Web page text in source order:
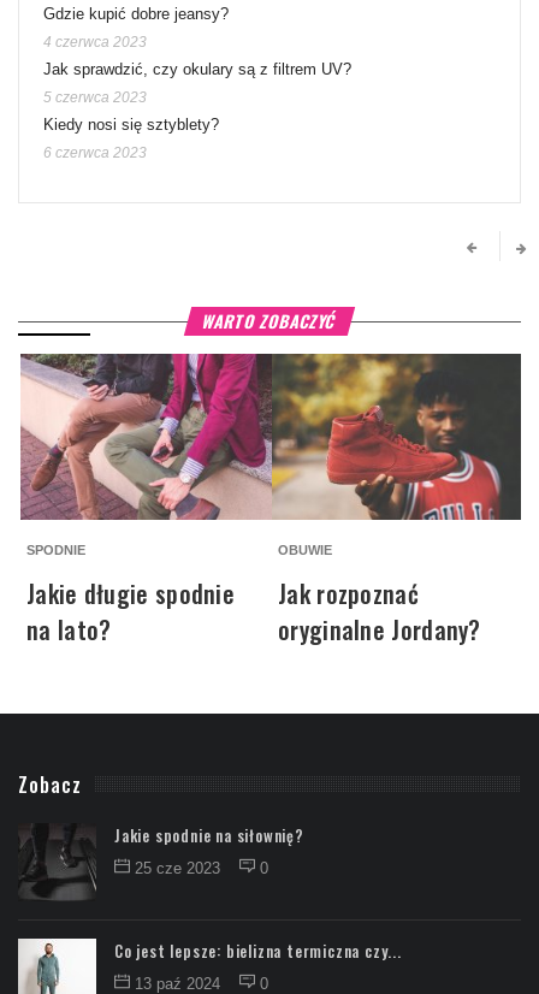
Gdzie kupić dobre jeansy?
4 czerwca 2023
Jak sprawdzić, czy okulary są z filtrem UV?
5 czerwca 2023
Kiedy nosi się sztyblety?
6 czerwca 2023
WARTO ZOBACZYĆ
SPODNIE
Jakie długie spodnie
na lato?
OBUWIE
Jak rozpoznać
oryginalne Jordany?
Zobacz
Jakie spodnie na siłownię?
25 cze 2023 0
Co jest lepsze: bielizna termiczna czy...
13 paź 2024 0